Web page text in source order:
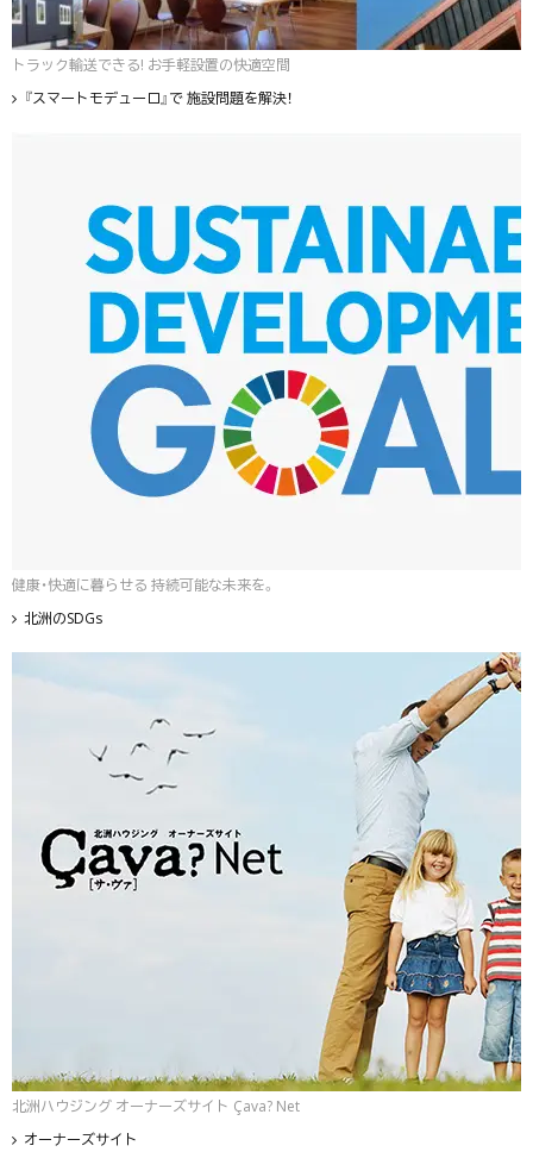
トラック輸送できる! お手軽設置の快適空間
『スマートモデューロ』で 施設問題を解決！
健康・快適に暮らせる 持続可能な未来を。
北洲のSDGs
北洲ハウジング オーナーズサイト Çava? Net
オーナーズサイト